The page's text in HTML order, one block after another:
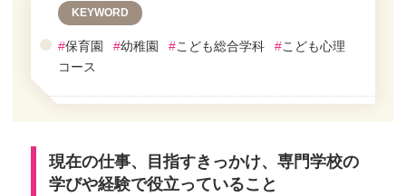
KEYWORD
#保育園 #幼稚園 #こども総合学科 #こども心理
コース
現在の仕事、目指すきっかけ、専門学校の
学びや経験で役立っていること